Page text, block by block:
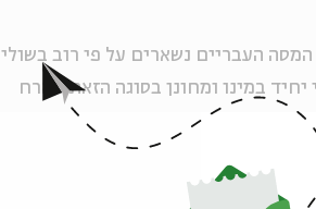
העבריים נשארים על פי רוב בשולי
יחיד במינו ומחונן בסוגה הזאת. נארח
ועל מקומה של יצירתו בתרבות